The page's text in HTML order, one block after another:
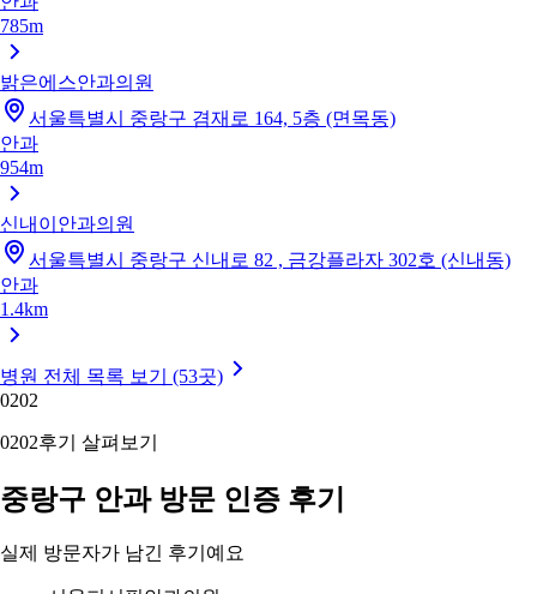
785m
밝은에스안과의원
서울특별시 중랑구 겸재로 164, 5층 (면목동)
안과
954m
신내이안과의원
서울특별시 중랑구 신내로 82 , 금강플라자 302호 (신내동)
안과
1.4km
병원 전체 목록 보기 (53곳)
0202
0202후기 살펴보기
중랑구 안과 방문 인증 후기
실제 방문자가 남긴 후기예요